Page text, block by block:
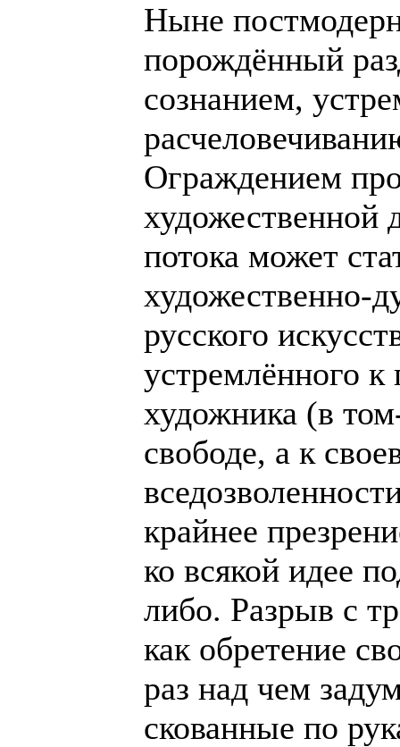
Ныне
порождённый
сознанием,
Ограждением
художественной
потока может
художественно-
русского
устремлённого к
художника (в
свободе, а к
крайнее
ко всякой идее
либо. Разрыв с
как обретение
раз над чем
скованные по